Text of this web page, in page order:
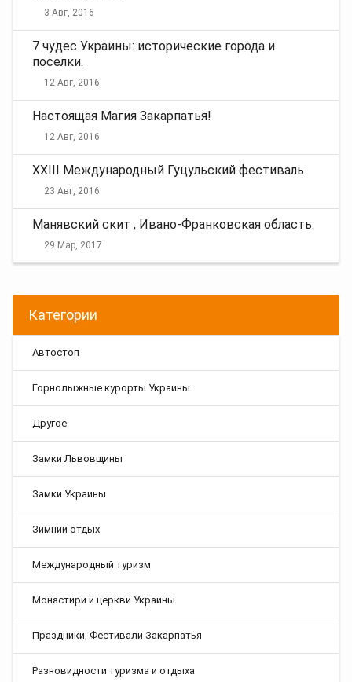
3 Авг, 2016
7 чудес Украины: исторические города и
поселки.
12 Авг, 2016
Настоящая Магия Закарпатья!
12 Авг, 2016
XXIII Международный Гуцульский фестиваль
23 Авг, 2016
Манявский скит , Ивано-Франковская область.
29 Мар, 2017
Категории
Автостоп
Горнолыжные курорты Украины
Другое
Замки Львовщины
Замки Украины
Зимний отдых
Международный туризм
Монастири и церкви Украины
Праздники, Фестивали Закарпатья
Разновидности туризма и отдыха